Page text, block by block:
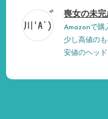
喪女の未
Amazonで購
少し高値の
安値のヘッ